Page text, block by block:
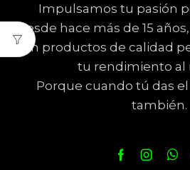
Impulsamos tu pasión
Desde hace más de 15
con productos de calidad
tu rendimiento al
Porque cuando tú das el
también.